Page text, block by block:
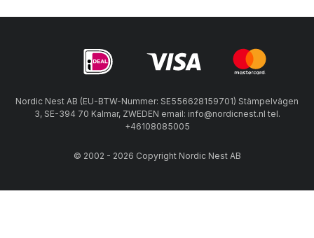
Nordic Nest AB (EU-BTW-Nummer: SE556628159701) Stämpelvägen
3, SE-394 70 Kalmar, ZWEDEN email: info@nordicnest.nl tel.
+46108085005
© 2002 - 2026 Copyright Nordic Nest AB